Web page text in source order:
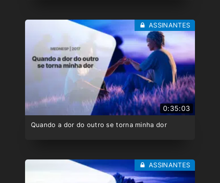
0:35:03
Quando a dor do outro se torna minha dor
ASSINANTES
ASSINANTES